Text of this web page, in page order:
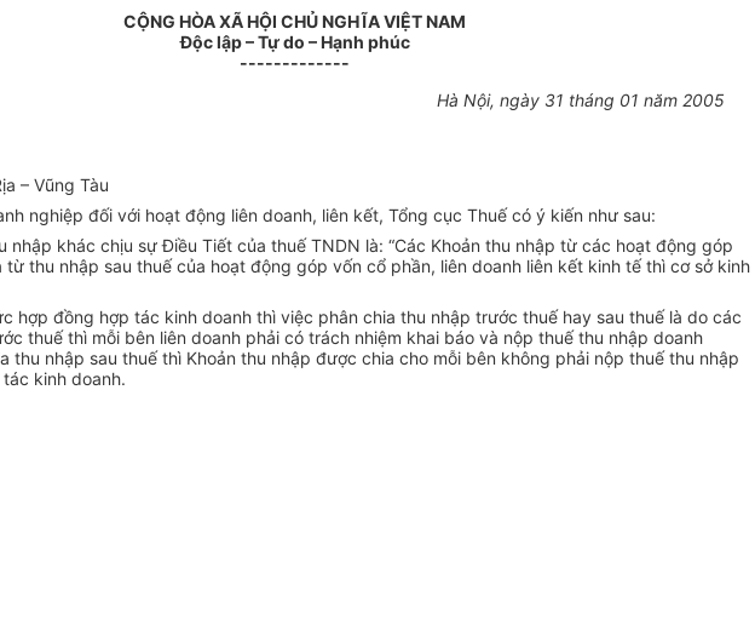
CỘNG HÒA XÃ HỘI CHỦ NGHĨA VIỆT NAM
Độc lập – Tự do – Hạnh phúc
-------------
Hà Nội, ngày 31 tháng 01 năm 2005
– Vũng Tàu
nghiệp đối với hoạt động liên doanh, liên kết, Tổng cục Thuế có ý kiến như sau:
khác chịu sự Điều Tiết của thuế TNDN là: “Các Khoản thu nhập từ các hoạt động góp
thu nhập sau thuế của hoạt động góp vốn cổ phần, liên doanh liên kết kinh tế thì cơ sở kinh
đồng hợp tác kinh doanh thì việc phân chia thu nhập trước thuế hay sau thuế là do các
thuế thì mỗi bên liên doanh phải có trách nhiệm khai báo và nộp thuế thu nhập doanh
nhập sau thuế thì Khoản thu nhập được chia cho mỗi bên không phải nộp thuế thu nhập
kinh doanh.